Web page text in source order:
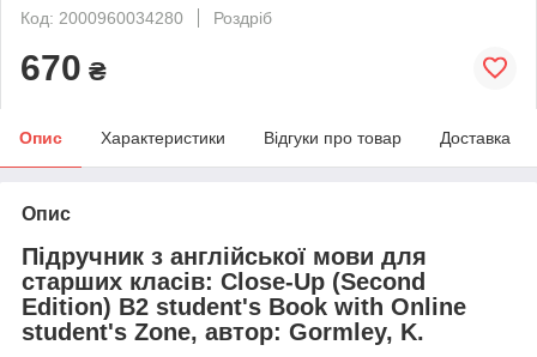
Код: 2000960034280
Роздріб
670 ₴
Опис Характеристики Відгуки про товар Доставка
Опис
Підручник з англійської мови для
старших класів: Close-Up (Second
Edition) B2 student's Book with Online
student's Zone, автор: Gormley, K.